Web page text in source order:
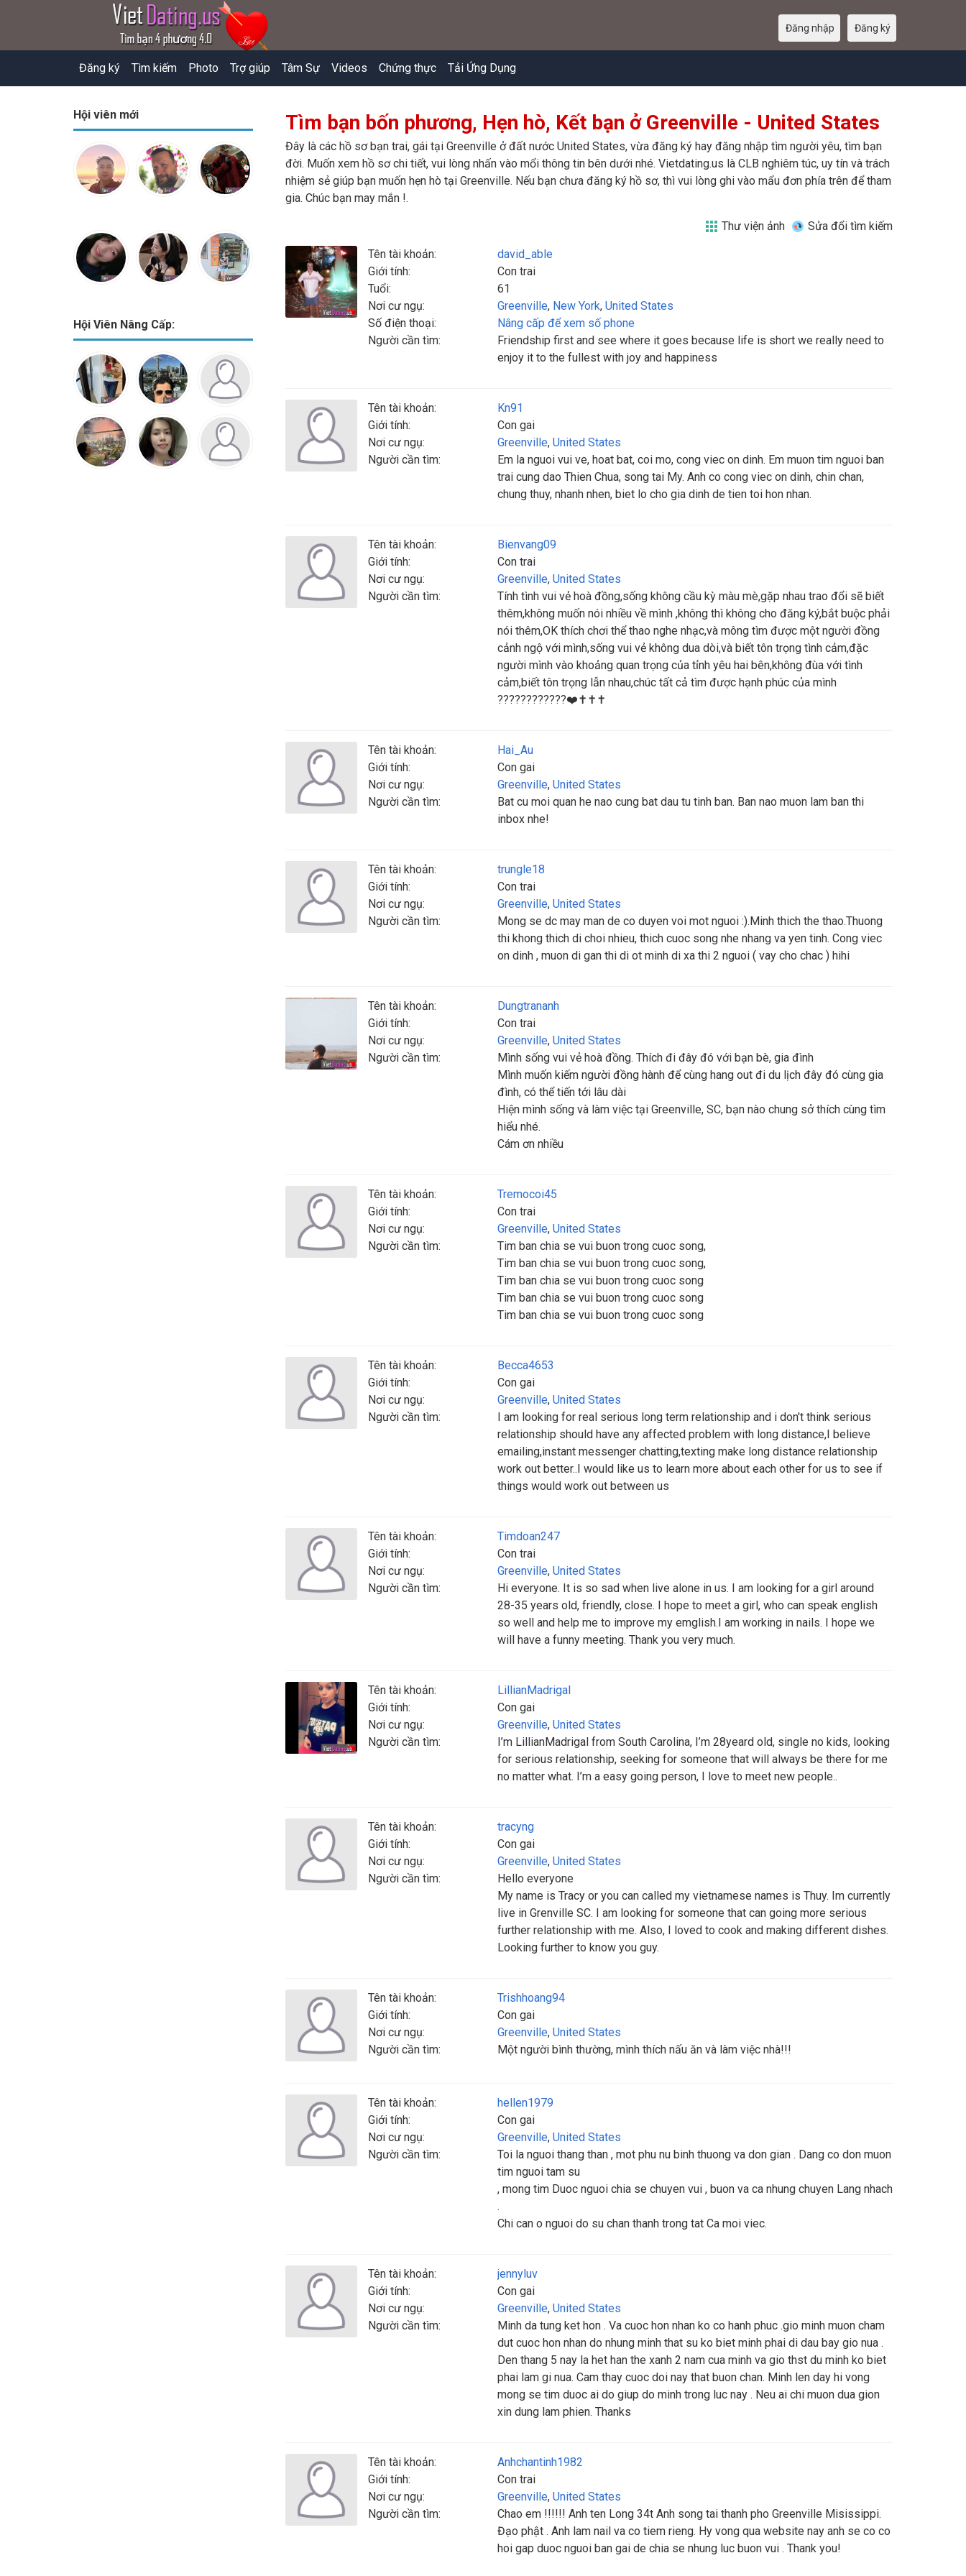
Đăng ký Tìm kiếm Photo Trợ giúp Tâm Sự Videos Chứng thực Tải Ứng Dụng
Đăng nhập Đăng ký
Hội viên mới
Hội Viên Nâng Cấp:
Tìm bạn bốn phương, Hẹn hò, Kết bạn ở Greenville - United States
Đây là các hồ sơ bạn trai, gái tại Greenville ở đất nước United States, vừa đăng ký hay đăng nhập tìm người yêu, tìm bạn
đời. Muốn xem hồ sơ chi tiết, vui lòng nhấn vào mổi thông tin bên dưới nhé. Vietdating.us là CLB nghiêm túc, uy tín và trách
nhiệm sẻ giúp bạn muốn hẹn hò tại Greenville. Nếu bạn chưa đăng ký hồ sơ, thì vui lòng ghi vào mẩu đơn phía trên để tham
gia. Chúc bạn may mắn !.
Thư viện ảnh Sửa đổi tìm kiếm
Tên tài khoản:
david_able
Giới tính:
Con trai
Tuổi:
61
Nơi cư ngụ:
Greenville, New York, United States
Số điện thoại:
Nâng cấp để xem số phone
Người cần tìm:
Friendship first and see where it goes because life is short we really need to
enjoy it to the fullest with joy and happiness
Tên tài khoản:
Kn91
Giới tính:
Con gai
Nơi cư ngụ:
Greenville, United States
Người cần tìm:
Em la nguoi vui ve, hoat bat, coi mo, cong viec on dinh. Em muon tim nguoi ban
trai cung dao Thien Chua, song tai My. Anh co cong viec on dinh, chin chan,
chung thuy, nhanh nhen, biet lo cho gia dinh de tien toi hon nhan.
Tên tài khoản:
Bienvang09
Giới tính:
Con trai
Nơi cư ngụ:
Greenville, United States
Người cần tìm:
Tính tình vui vẻ hoà đồng,sống không cầu kỳ màu mè,gặp nhau trao đổi sẽ biết
thêm,không muốn nói nhiều về mình ,không thì không cho đăng ký,bắt buộc phải
nói thêm,OK thích chơi thể thao nghe nhạc,và mông tìm được một người đồng
cảnh ngộ với mình,sống vui vẻ không dua dòi,và biết tôn trọng tình cảm,đặc
người mình vào khoảng quan trọng của tỉnh yêu hai bên,không đùa với tình
cảm,biết tôn trọng lẫn nhau,chúc tất cả tìm được hạnh phúc của mình
????????????❤️✝️✝️✝️
Tên tài khoản:
Hai_Au
Giới tính:
Con gai
Nơi cư ngụ:
Greenville, United States
Người cần tìm:
Bat cu moi quan he nao cung bat dau tu tinh ban. Ban nao muon lam ban thi
inbox nhe!
Tên tài khoản:
trungle18
Giới tính:
Con trai
Nơi cư ngụ:
Greenville, United States
Người cần tìm:
Mong se dc may man de co duyen voi mot nguoi :).Minh thich the thao.Thuong
thi khong thich di choi nhieu, thich cuoc song nhe nhang va yen tinh. Cong viec
on dinh , muon di gan thi di ot minh di xa thi 2 nguoi ( vay cho chac ) hihi
Tên tài khoản:
Dungtrananh
Giới tính:
Con trai
Nơi cư ngụ:
Greenville, United States
Người cần tìm:
Mình sống vui vẻ hoà đồng. Thích đi đây đó với bạn bè, gia đình
Mình muốn kiếm người đồng hành để cùng hang out đi du lịch đây đó cùng gia
đình, có thể tiến tới lâu dài
Hiện mình sống và làm việc tại Greenville, SC, bạn nào chung sở thích cùng tìm
hiểu nhé.
Cám ơn nhiều
Tên tài khoản:
Tremocoi45
Giới tính:
Con trai
Nơi cư ngụ:
Greenville, United States
Người cần tìm:
Tim ban chia se vui buon trong cuoc song,
Tim ban chia se vui buon trong cuoc song,
Tim ban chia se vui buon trong cuoc song
Tim ban chia se vui buon trong cuoc song
Tim ban chia se vui buon trong cuoc song
Tên tài khoản:
Becca4653
Giới tính:
Con gai
Nơi cư ngụ:
Greenville, United States
Người cần tìm:
I am looking for real serious long term relationship and i don't think serious
relationship should have any affected problem with long distance,I believe
emailing,instant messenger chatting,texting make long distance relationship
work out better..I would like us to learn more about each other for us to see if
things would work out between us
Tên tài khoản:
Timdoan247
Giới tính:
Con trai
Nơi cư ngụ:
Greenville, United States
Người cần tìm:
Hi everyone. It is so sad when live alone in us. I am looking for a girl around
28-35 years old, friendly, close. I hope to meet a girl, who can speak english
so well and help me to improve my emglish.I am working in nails. I hope we
will have a funny meeting. Thank you very much.
Tên tài khoản:
LillianMadrigal
Giới tính:
Con gai
Nơi cư ngụ:
Greenville, United States
Người cần tìm:
I’m LillianMadrigal from South Carolina, I’m 28yeard old, single no kids, looking
for serious relationship, seeking for someone that will always be there for me
no matter what. I’m a easy going person, I love to meet new people..
Tên tài khoản:
tracyng
Giới tính:
Con gai
Nơi cư ngụ:
Greenville, United States
Người cần tìm:
Hello everyone
My name is Tracy or you can called my vietnamese names is Thuy. Im currently
live in Grenville SC. I am looking for someone that can going more serious
further relationship with me. Also, I loved to cook and making different dishes.
Looking further to know you guy.
Tên tài khoản:
Trishhoang94
Giới tính:
Con gai
Nơi cư ngụ:
Greenville, United States
Người cần tìm:
Một người bình thường, mình thích nấu ăn và làm việc nhà!!!
Tên tài khoản:
hellen1979
Giới tính:
Con gai
Nơi cư ngụ:
Greenville, United States
Người cần tìm:
Toi la nguoi thang than , mot phu nu binh thuong va don gian . Dang co don muon
tim nguoi tam su
, mong tim Duoc nguoi chia se chuyen vui , buon va ca nhung chuyen Lang nhach
.
Chi can o nguoi do su chan thanh trong tat Ca moi viec.
Tên tài khoản:
jennyluv
Giới tính:
Con gai
Nơi cư ngụ:
Greenville, United States
Người cần tìm:
Minh da tung ket hon . Va cuoc hon nhan ko co hanh phuc .gio minh muon cham
dut cuoc hon nhan do nhung minh that su ko biet minh phai di dau bay gio nua .
Den thang 5 nay la het han the xanh 2 nam cua minh va gio thst du minh ko biet
phai lam gi nua. Cam thay cuoc doi nay that buon chan. Minh len day hi vong
mong se tim duoc ai do giup do minh trong luc nay . Neu ai chi muon dua gion
xin dung lam phien. Thanks
Tên tài khoản:
Anhchantinh1982
Giới tính:
Con trai
Nơi cư ngụ:
Greenville, United States
Người cần tìm:
Chao em !!!!!! Anh ten Long 34t Anh song tai thanh pho Greenville Misissippi.
Đạo phật . Anh lam nail va co tiem rieng. Hy vong qua website nay anh se co co
hoi gap duoc nguoi ban gai de chia se nhung luc buon vui . Thank you!